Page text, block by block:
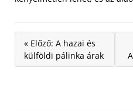
« Előző: A hazai és
külföldi pálinka árak